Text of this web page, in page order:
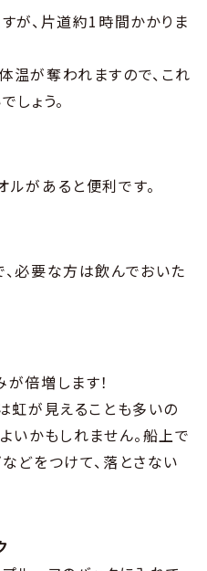
が、片道約1時間かかりま
温が奪われますので、これ
しょう。
があると便利です。
必要な方は飲んでおいた
倍増します！
虹が見えることも多いの
いかもしれません。船上で
どをつけて、落とさない